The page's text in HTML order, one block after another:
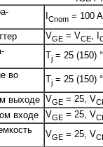
Cnom = 100
VGE = VCE, I
Tj = 25 (150)
во
Tj = 25 (150)
выходе VGE = 25, V
входе VGE = 25, V
VGE = 25, V